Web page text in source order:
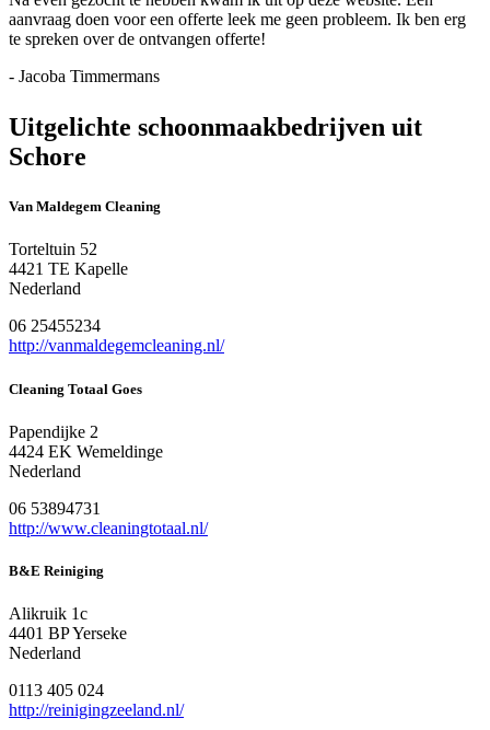
aanvraag doen voor een offerte leek me geen probleem. Ik ben erg
te spreken over de ontvangen offerte!
- Jacoba Timmermans
Uitgelichte schoonmaakbedrijven uit
Schore
Van Maldegem Cleaning
Torteltuin 52
4421 TE Kapelle
Nederland
06 25455234
http://vanmaldegemcleaning.nl/
Cleaning Totaal Goes
Papendijke 2
4424 EK Wemeldinge
Nederland
06 53894731
http://www.cleaningtotaal.nl/
B&E Reiniging
Alikruik 1c
4401 BP Yerseke
Nederland
0113 405 024
http://reinigingzeeland.nl/